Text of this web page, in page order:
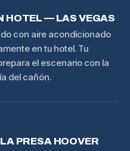
HOTEL — LAS VEGAS
con aire acondicionado
en tu hotel. Tu
el escenario con la
del cañón.
PRESA HOOVER